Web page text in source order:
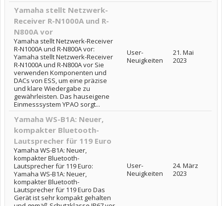
Yamaha stellt Netzwerk-
Receiver R-N1000A und R-
N800A vor
Yamaha stellt Netzwerk-Receiver
R-N1000A und R-N800A vor:
Yamaha stellt Netzwerk-Receiver
R-N1000A und R-N800A vor Sie
verwenden Komponenten und
DACs von ESS, um eine präzise
und klare Wiedergabe zu
gewährleisten. Das hauseigene
Einmesssystem YPAO sorgt...
User-
Neuigkeiten
21. Mai
2023
Yamaha WS-B1A: Neuer,
kompakter Bluetooth-
Lautsprecher für 119 Euro
Yamaha WS-B1A: Neuer,
kompakter Bluetooth-
Lautsprecher für 119 Euro:
Yamaha WS-B1A: Neuer,
kompakter Bluetooth-
Lautsprecher für 119 Euro Das
Gerät ist sehr kompakt gehalten
User-
Neuigkeiten
24. März
2023